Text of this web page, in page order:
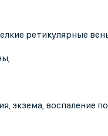
ретикулярные
экзема, воспаление